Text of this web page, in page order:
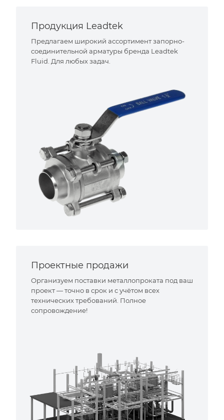
Продукция Leadtek
Предлагаем широкий ассортимент запорно-
соединительной арматуры бренда Leadtek
Fluid. Для любых задач.
Проектные продажи
Организуем поставки металлопроката под ваш
проект — точно в срок и с учётом всех
технических требований. Полное
сопровождение!